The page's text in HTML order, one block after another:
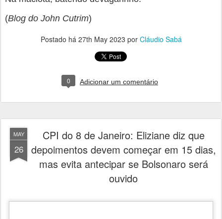
(Blog do John Cutrim)
Postado há 27th May 2023 por Cláudio Sabá
0 Adicionar um comentário
MAY
26
CPI do 8 de Janeiro: Eliziane diz que
depoimentos devem começar em 15 dias,
mas evita antecipar se Bolsonaro será
ouvido